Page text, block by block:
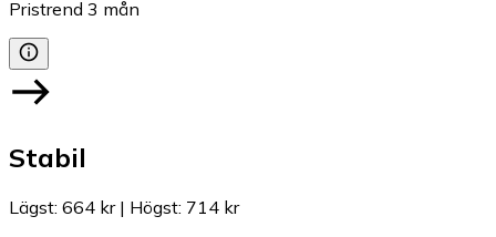
Pristrend 3 mån
Stabil
Lägst: 664 kr| Högst: 714 kr